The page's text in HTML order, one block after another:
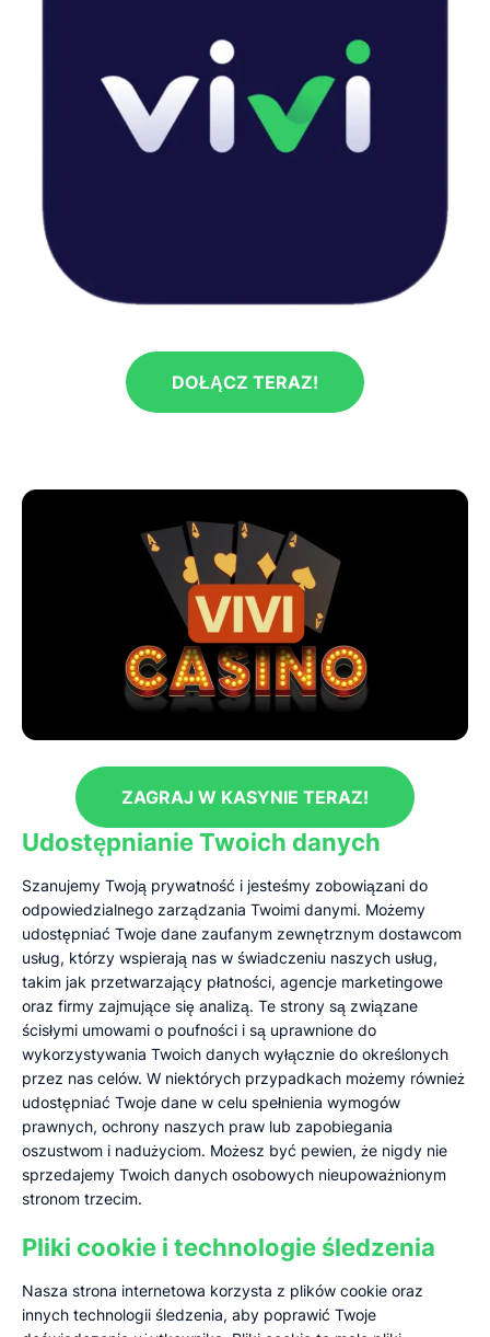
DOŁĄCZ TERAZ!
ZAGRAJ W KASYNIE TERAZ!
Udostępnianie Twoich danych
Szanujemy Twoją prywatność i jesteśmy zobowiązani do
odpowiedzialnego zarządzania Twoimi danymi. Możemy
udostępniać Twoje dane zaufanym zewnętrznym dostawcom
usług, którzy wspierają nas w świadczeniu naszych usług,
takim jak przetwarzający płatności, agencje marketingowe
oraz firmy zajmujące się analizą. Te strony są związane
ścisłymi umowami o poufności i są uprawnione do
wykorzystywania Twoich danych wyłącznie do określonych
przez nas celów. W niektórych przypadkach możemy również
udostępniać Twoje dane w celu spełnienia wymogów
prawnych, ochrony naszych praw lub zapobiegania
oszustwom i nadużyciom. Możesz być pewien, że nigdy nie
sprzedajemy Twoich danych osobowych nieupoważnionym
stronom trzecim.
Pliki cookie i technologie śledzenia
Nasza strona internetowa korzysta z plików cookie oraz
innych technologii śledzenia, aby poprawić Twoje